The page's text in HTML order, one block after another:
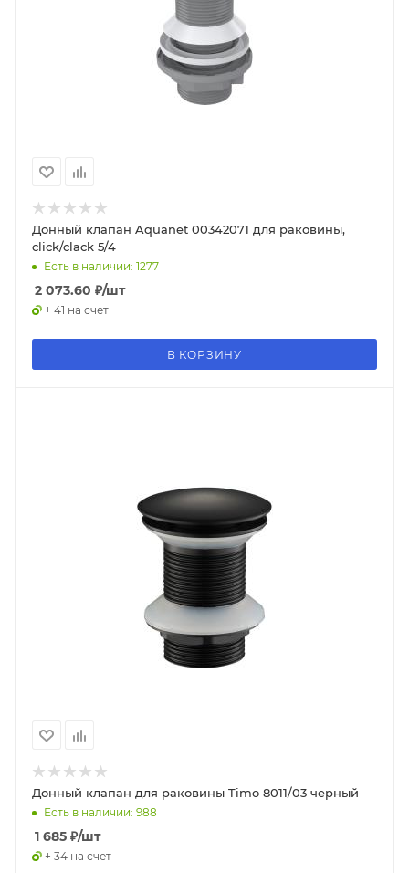
Донный клапан Aquanet 00342071 для раковины,
click/clack 5/4
Есть в наличии: 1277
2 073.60 ₽/шт
+ 41 на счет
В КОРЗИНУ
Донный клапан для раковины Timo 8011/03 черный
Есть в наличии: 988
1 685 ₽/шт
+ 34 на счет